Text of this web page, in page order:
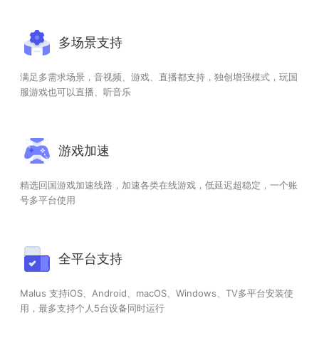
多场景支持
满足多需求场景，音视频、游戏、直播都支持，独创增强模式，玩国
服游戏也可以直播、听音乐
游戏加速
精选回国游戏加速线路，加速各类在线游戏，低延迟超稳定，一个账
号多平台使用
全平台支持
Malus 支持iOS、Android、macOS、Windows、TV多平台安装使
用，最多支持个人5台设备同时运行